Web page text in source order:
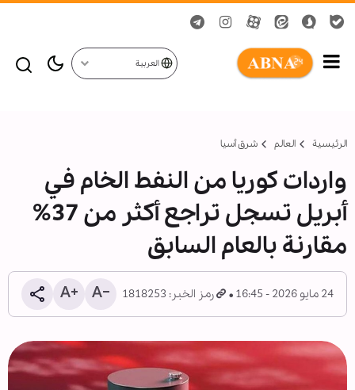
العربية
الرئيسية العالم شرق أسيا
واردات كوريا من النفط الخام في
أبريل تسجل تراجع أكثر من 37%
مقارنة بالعام السابق
24 مايو 2026 - 16:45 رمز الخبر: 1818253